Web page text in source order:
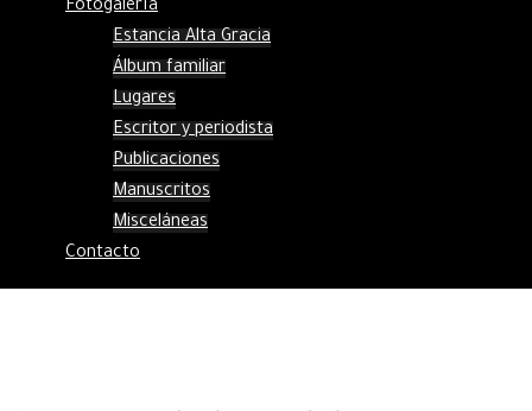
Fotogalería
Estancia Alta Gracia
Álbum familiar
Lugares
Escritor y periodista
Publicaciones
Manuscritos
Misceláneas
Contacto